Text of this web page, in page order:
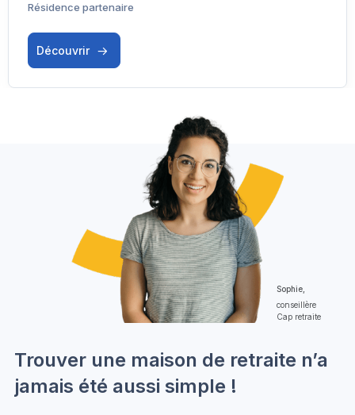
Résidence partenaire
Découvrir
Sophie,
conseillère
Cap retraite
Trouver une maison de retraite n’a
jamais été aussi simple !